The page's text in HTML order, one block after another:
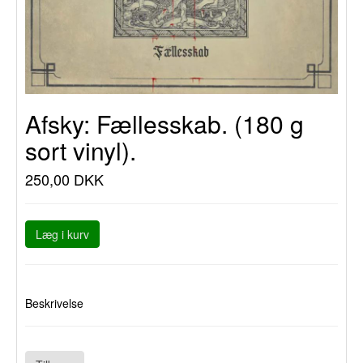
Afsky: Fællesskab. (180 g
sort vinyl).
250,00 DKK
Læg i kurv
Beskrivelse